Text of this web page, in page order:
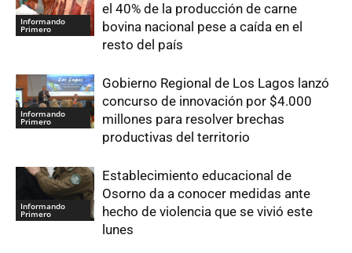
Informando
Primero
el 40% de la producción de carne
bovina nacional pese a caída en el
resto del país
Informando
Primero
Gobierno Regional de Los Lagos lanzó
concurso de innovación por $4.000
millones para resolver brechas
productivas del territorio
Informando
Primero
Establecimiento educacional de
Osorno da a conocer medidas ante
hecho de violencia que se vivió este
lunes